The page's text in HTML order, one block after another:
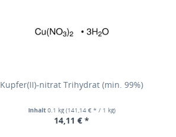
Kupfer(II)-nitrat Trihydrat (min. 99%)
Inhalt 0.1 kg(141,14 € * / 1 kg)
14,11 € *